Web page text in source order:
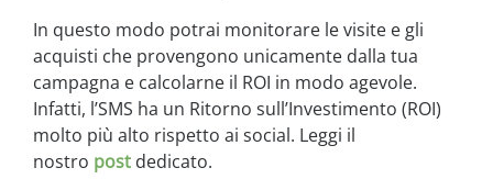
In questo modo potrai monitorare le visite e gli
acquisti che provengono unicamente dalla tua
campagna e calcolarne il ROI in modo agevole.
Infatti, l’SMS ha un Ritorno sull’Investimento (ROI)
molto più alto rispetto ai social. Leggi il
nostro post dedicato.